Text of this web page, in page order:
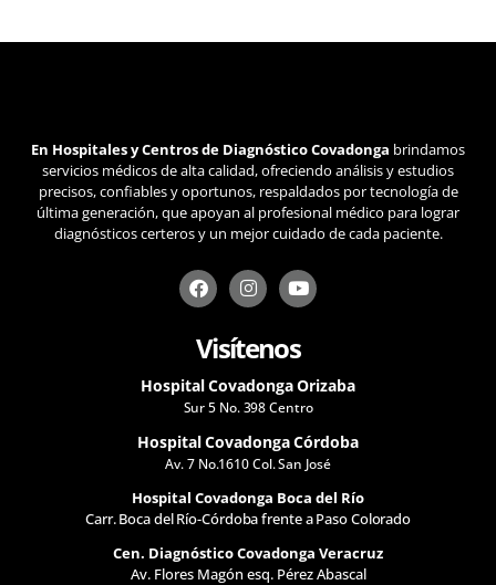
En Hospitales y Centros de Diagnóstico Covadonga brindamos
servicios médicos de alta calidad, ofreciendo análisis y estudios
precisos, confiables y oportunos, respaldados por tecnología de
última generación, que apoyan al profesional médico para lograr
diagnósticos certeros y un mejor cuidado de cada paciente.
F
a
c
e
b
o
k
I
n
s
a
r
a
Y
o
u
u
e
Visítenos
Hospital Covadonga Orizaba
Sur 5 No. 398 Centro
Hospital Covadonga Córdoba
Av. 7 No.1610 Col. San José
Hospital Covadonga Boca del Río
Carr. Boca del Río-Córdoba frente a Paso Colorado
Cen. Diagnóstico Covadonga Veracruz
Av. Flores Magón esq. Pérez Abascal